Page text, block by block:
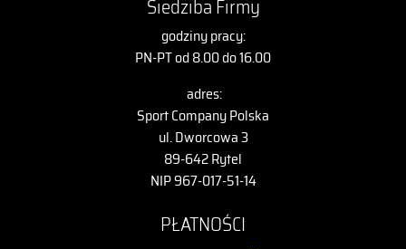
Siedziba Firmy
godziny pracy:
PN-PT od 8.00 do 16.00
adres:
Sport Company Polska
ul. Dworcowa 3
89-642 Rytel
NIP 967-017-51-14
PŁATNOŚCI